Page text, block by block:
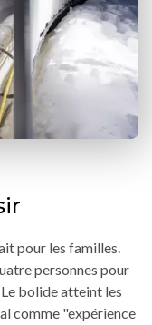
pour les familles.
personnes pour
bolide atteint les
comme "expérience